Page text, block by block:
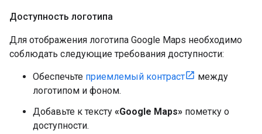
Доступность логотипа
Для отображения логотипа Google Maps необходимо
соблюдать следующие требования доступности:
Обеспечьте приемлемый контраст
между
логотипом и фоном.
Добавьте к тексту «Google Maps» пометку о
доступности.